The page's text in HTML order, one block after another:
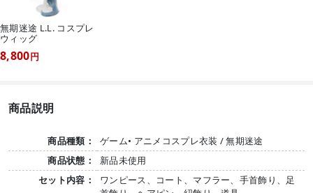
無期迷途 L.L. コスプレ
ウィッグ
8,800円
商品説明
商品種類：
ゲーム• アニメコスプレ衣装 / 無期迷途
商品状態：
新品未使用
セット内容：
ワンピース、コート、マフラー、手首飾り、足